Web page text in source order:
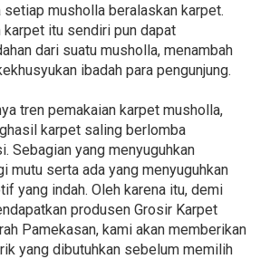
setiap musholla beralaskan karpet.
karpet itu sendiri pun dapat
dari suatu musholla, menambah
ibadah para pengunjung.
tren pemakaian karpet musholla,
karpet saling berlomba
Sebagian yang menyuguhkan
mutu serta ada yang menyuguhkan
yang indah. Oleh karena itu, demi
produsen Grosir Karpet
Pamekasan, kami akan memberikan
yang dibutuhkan sebelum memilih